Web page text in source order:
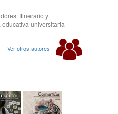
Itinerario y
universitaria
Ver otros autores